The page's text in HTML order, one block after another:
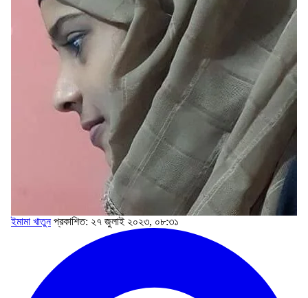
ইমামা খাতুন প্রকাশিত: ২৭ জুলাই ২০২৩, ০৮:৩১